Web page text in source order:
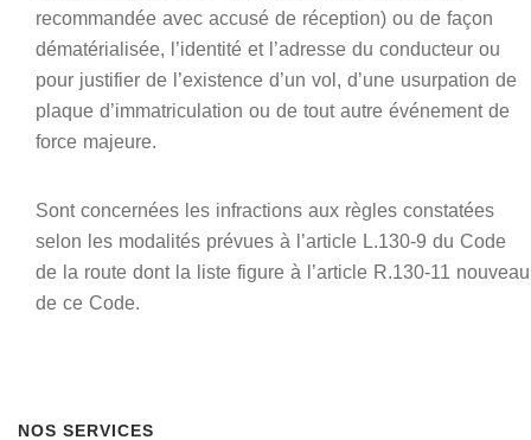
recommandée avec accusé de réception) ou de façon
dématérialisée, l’identité et l’adresse du conducteur ou
pour justifier de l’existence d’un vol, d’une usurpation de
plaque d’immatriculation ou de tout autre événement de
force majeure.
Sont concernées les infractions aux règles constatées
selon les modalités prévues à l’article L.130-9 du Code
de la route dont la liste figure à l’article R.130-11 nouveau
de ce Code.
NOS SERVICES